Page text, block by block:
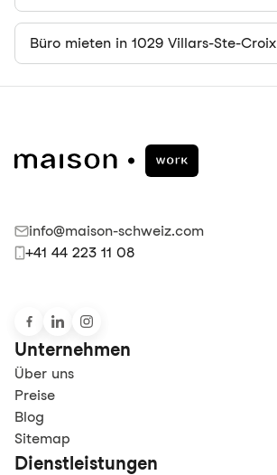
Büro mieten in 1029 Villars-Ste-Croix
info@maison-schweiz.com
+41 44 223 11 08
Unternehmen
Über uns
Preise
Blog
Sitemap
Dienstleistungen